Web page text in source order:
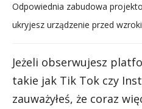
Odpowiednia zabudowa
ukryjesz urządzenie przed
Jeżeli obserwujesz
takie jak Tik Tok czy
zauważyłeś, że coraz